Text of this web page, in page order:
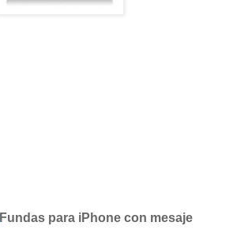
Fundas para iPhone con mesaje